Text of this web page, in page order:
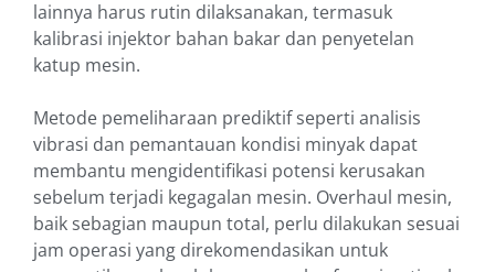
lainnya harus rutin dilaksanakan, termasuk
kalibrasi injektor bahan bakar dan penyetelan
katup mesin.
Metode pemeliharaan prediktif seperti analisis
vibrasi dan pemantauan kondisi minyak dapat
membantu mengidentifikasi potensi kerusakan
sebelum terjadi kegagalan mesin. Overhaul mesin,
baik sebagian maupun total, perlu dilakukan sesuai
jam operasi yang direkomendasikan untuk